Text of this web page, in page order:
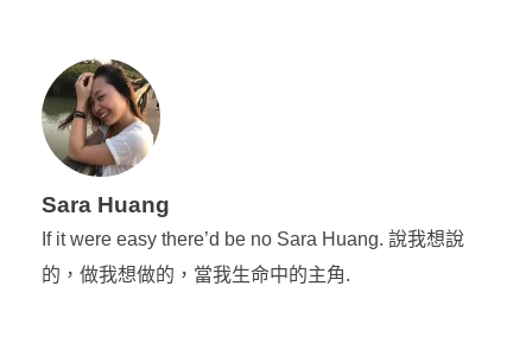
Sara Huang
If it were easy there’d be no Sara Huang. 說我想說
的，做我想做的，當我生命中的主角.